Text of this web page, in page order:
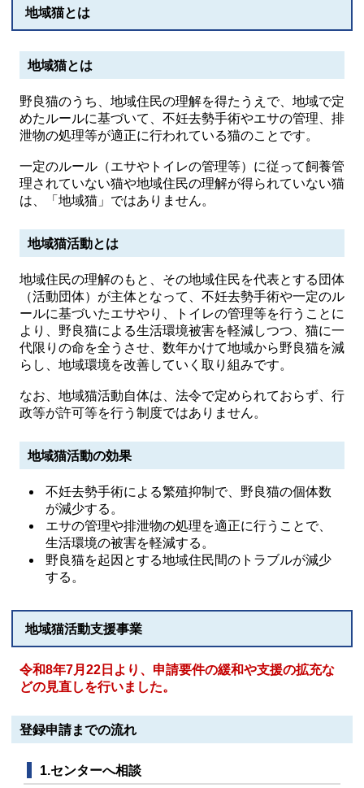
地域猫とは
地域猫とは
野良猫のうち、地域住民の理解を得たうえで、地域で定
めたルールに基づいて、不妊去勢手術やエサの管理、排
泄物の処理等が適正に行われている猫のことです。
一定のルール（エサやトイレの管理等）に従って飼養管
理されていない猫や地域住民の理解が得られていない猫
は、「地域猫」ではありません。
地域猫活動とは
地域住民の理解のもと、その地域住民を代表とする団体
（活動団体）が主体となって、不妊去勢手術や一定のル
ールに基づいたエサやり、トイレの管理等を行うことに
より、野良猫による生活環境被害を軽減しつつ、猫に一
代限りの命を全うさせ、数年かけて地域から野良猫を減
らし、地域環境を改善していく取り組みです。
なお、地域猫活動自体は、法令で定められておらず、行
政等が許可等を行う制度ではありません。
地域猫活動の効果
不妊去勢手術による繁殖抑制で、野良猫の個体数
が減少する。
エサの管理や排泄物の処理を適正に行うことで、
生活環境の被害を軽減する。
野良猫を起因とする地域住民間のトラブルが減少
する。
地域猫活動支援事業
令和8年7月22日より、申請要件の緩和や支援の拡充な
どの見直しを行いました。
登録申請までの流れ
1.センターへ相談